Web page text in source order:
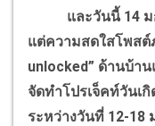
และวันนี้ 14 มกร
แต่ความสดใสโพส
unlocked” ด้านบ้า
จัดทำโปรเจ็คท์วันเ
ระหว่างวันที่ 12-18